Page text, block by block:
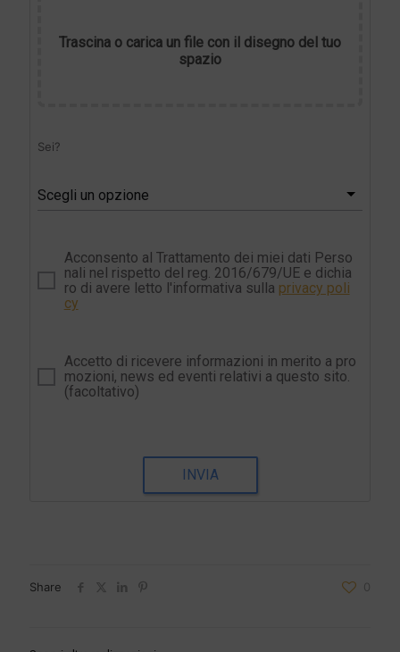
Trascina o carica un file con il disegno del tuo
spazio
Sei?
Scegli un opzione
Acconsento al Trattamento dei miei dati Perso
nali nel rispetto del reg. 2016/679/UE e dichia
ro di avere letto l'informativa sulla privacy poli
cy
Accetto di ricevere informazioni in merito a pro
mozioni, news ed eventi relativi a questo sito.
(facoltativo)
INVIA
Share 0